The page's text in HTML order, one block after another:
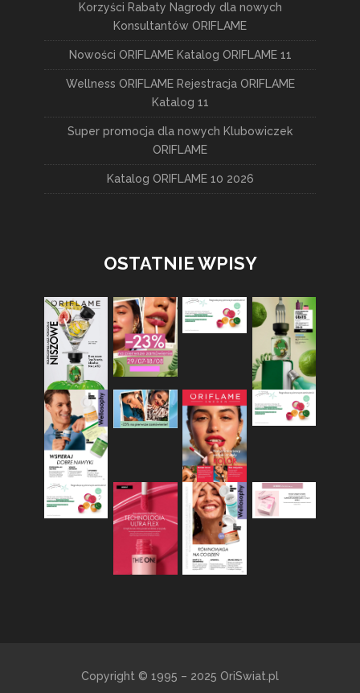
Korzyści Rabaty Nagrody dla nowych
Konsultantów ORIFLAME
Nowości ORIFLAME Katalog ORIFLAME 11
Wellness ORIFLAME Rejestracja ORIFLAME
Katalog 11
Super promocja dla nowych Klubowiczek
ORIFLAME
Katalog ORIFLAME 10 2026
OSTATNIE WPISY
Copyright © 1995 – 2025 OriSwiat.pl